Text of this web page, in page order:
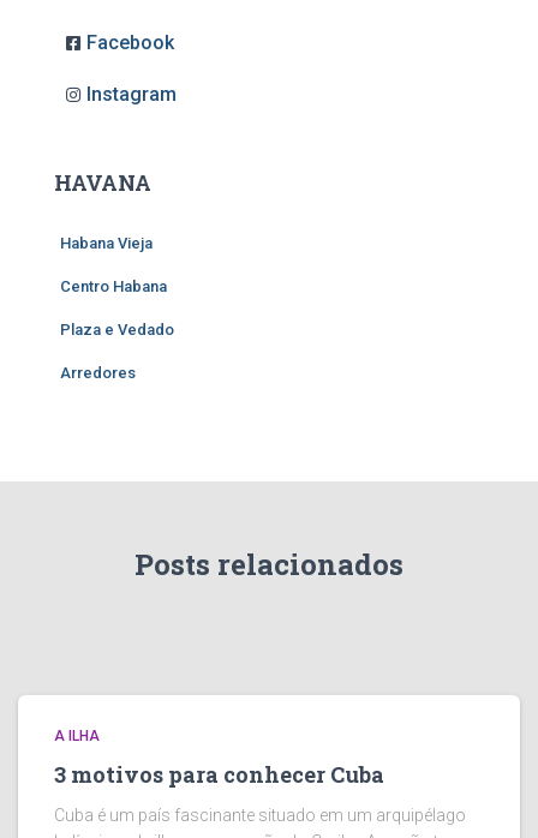
Facebook
Instagram
HAVANA
Habana Vieja
Centro Habana
Plaza e Vedado
Arredores
Posts relacionados
A ILHA
3 motivos para conhecer Cuba
Cuba é um país fascinante situado em um arquipélago